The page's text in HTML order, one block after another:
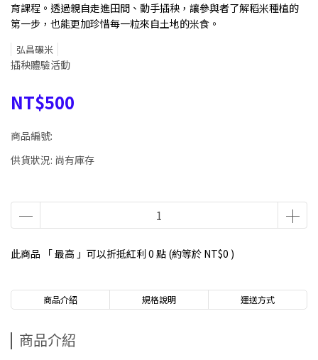
育課程。透過親自走進田間、動手插秧，讓參與者了解稻米種植的
第一步，也能更加珍惜每一粒來自土地的米食。
弘昌碾米
插秧體驗活動
NT$500
商品編號:
供貨狀況: 尚有庫存
此商品 「 最高 」可以折抵紅利 0 點 (約等於 NT$0 )
商品介紹 規格說明 運送方式
商品介紹